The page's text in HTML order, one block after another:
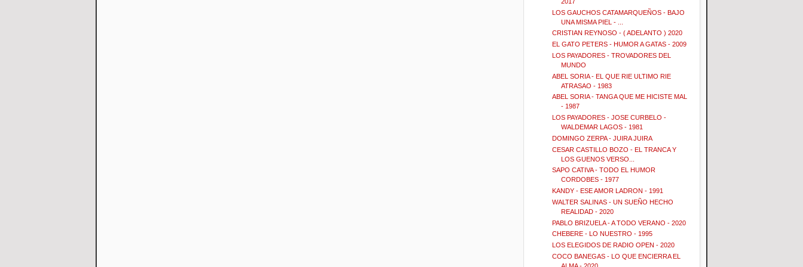
LOS GAUCHOS CATAMARQUEÑOS - BAJO
UNA MISMA PIEL - ...
CRISTIAN REYNOSO - ( ADELANTO ) 2020
EL GATO PETERS - HUMOR A GATAS - 2009
LOS PAYADORES - TROVADORES DEL
MUNDO
ABEL SORIA - EL QUE RIE ULTIMO RIE
ATRASAO - 1983
ABEL SORIA - TANGA QUE ME HICISTE MAL
- 1987
LOS PAYADORES - JOSE CURBELO -
WALDEMAR LAGOS - 1981
DOMINGO ZERPA - JUIRA JUIRA
CESAR CASTILLO BOZO - EL TRANCA Y
LOS GUENOS VERSO...
SAPO CATIVA - TODO EL HUMOR
CORDOBES - 1977
KANDY - ESE AMOR LADRON - 1991
WALTER SALINAS - UN SUEÑO HECHO
REALIDAD - 2020
PABLO BRIZUELA - A TODO VERANO - 2020
CHEBERE - LO NUESTRO - 1995
LOS ELEGIDOS DE RADIO OPEN - 2020
COCO BANEGAS - LO QUE ENCIERRA EL